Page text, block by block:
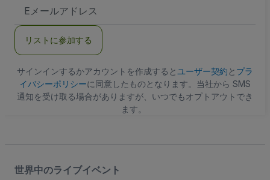
メ
ア
ス
リストに参加する
サインインするかアカウントを作成すると ユーザー契約と プラ
イバシーポリシーに同意したものとなります。当社から SMS
通知を受け取る場合がありますが、いつでもオプトアウトでき
ます。
世界中のライブイベント